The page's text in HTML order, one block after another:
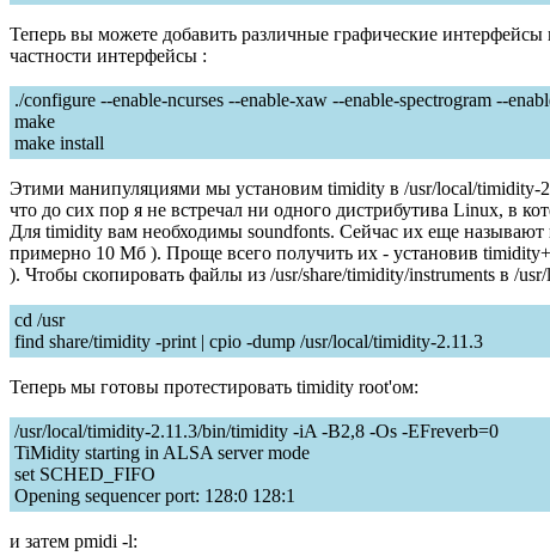
Теперь вы можете добавить различные графические
частности интерфейсы :
./configure --enable-ncurses --enable-xaw --enable-spectrogram --
make
make install
Этими манипуляциями мы установим timidity в /usr/local/timidity-
что до сих пор я не встречал ни одного дистрибутива Linux, в
Для timidity вам необходимы soundfonts. Сейчас их еще
примерно 10 Мб ). Проще всего получить их - установив
). Чтобы скопировать файлы из /usr/share/timidity/instruments в /
cd /usr
find share/timidity -print | cpio -dump /usr/local/timidity-2.11.3
Теперь мы готовы протестировать timidity root'ом:
/usr/local/timidity-2.11.3/bin/timidity -iA -B2,8 -Os -EFreverb=0
TiMidity starting in ALSA server mode
set SCHED_FIFO
Opening sequencer port: 128:0 128:1
и затем pmidi -l: